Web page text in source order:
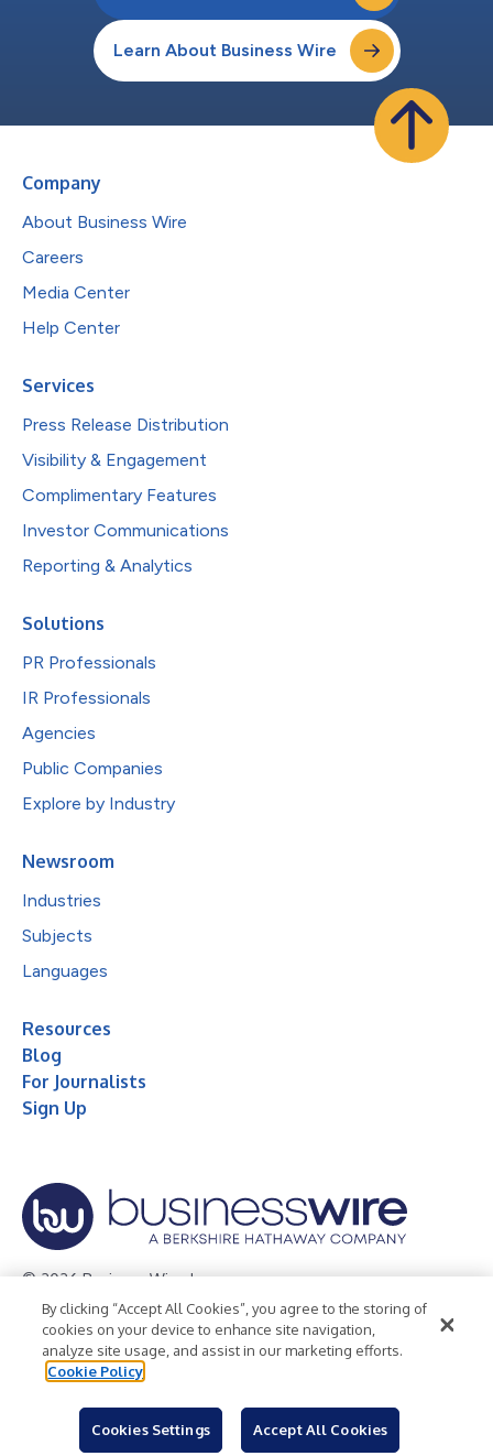
Learn About Business Wire
Company
About Business Wire
Careers
Media Center
Help Center
Services
Press Release Distribution
Visibility & Engagement
Complimentary Features
Investor Communications
Reporting & Analytics
Solutions
PR Professionals
IR Professionals
Agencies
Public Companies
Explore by Industry
Newsroom
Industries
Subjects
Languages
Resources
Blog
For Journalists
Sign Up
© 2026 Business Wire, Inc.
Privacy Policy Cookie Policy
Accessibility Statement
Terms of Use
Legal
By clicking “Accept All Cookies”, you agree to the storing of
cookies on your device to enhance site navigation,
analyze site usage, and assist in our marketing efforts.
Cookie Policy
Cookies Settings Accept All Cookies